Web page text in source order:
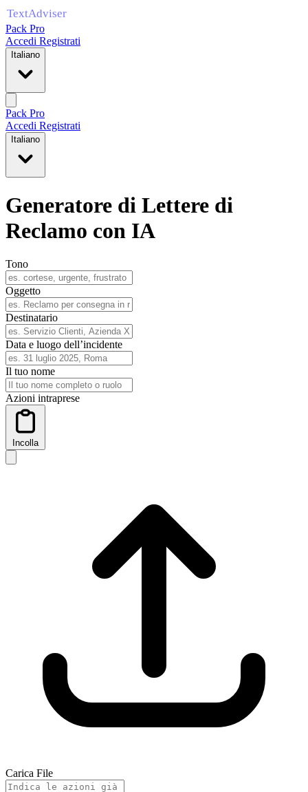
Pack Pro
Accedi Registrati
Italiano
Pack Pro
Accedi Registrati
Italiano
Generatore di Lettere di
Reclamo con IA
Tono
Oggetto
Destinatario
Data e luogo dell’incidente
Il tuo nome
Azioni intraprese
Incolla
Carica File